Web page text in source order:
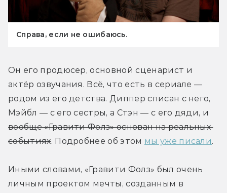
Справа, если не ошибаюсь.
Он его продюсер, основной сценарист и
актёр озвучания. Всё, что есть в сериале —
родом из его детства. Диппер списан с него,
вообще «Гравити Фолз» основан на реальных
событиях. Подробнее об этом мы уже писали.
Иными словами, «Гравити Фолз» был очень
личным проектом мечты, созданным в